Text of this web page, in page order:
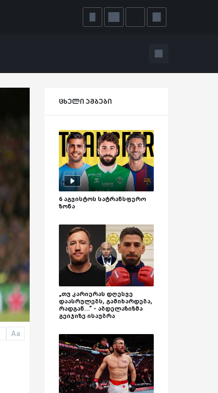
Aa
ცხელი ამბები
6 აგვისტოს სატრანსფერო
ზონა
„თუ კარიერას დღესვე
დაასრულებს, გამიხარდება,
რადგან...“ - აბდელაზიზმა
გეიჯიზე ისაუბრა